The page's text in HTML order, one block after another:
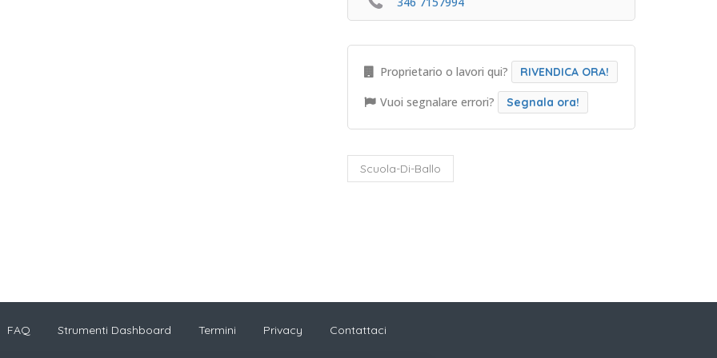
Proprietario o lavori qui? RIVENDICA ORA!
Vuoi segnalare errori? Segnala ora!
Scuola-Di-Ballo
FAQ Strumenti Dashboard Termini Privacy Contattaci